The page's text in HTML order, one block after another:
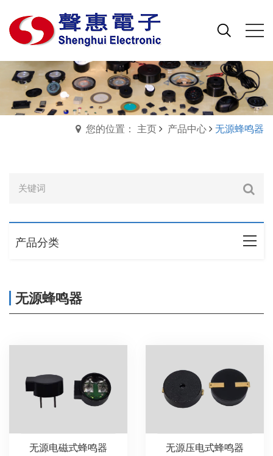
您的位置： 主页 产品中心 无源蜂鸣器
产品分类
无源蜂鸣器
无源电磁式蜂鸣器
无源压电式蜂鸣器